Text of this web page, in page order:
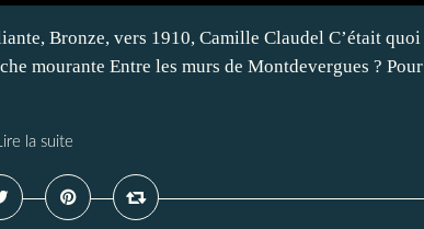
Bronze, vers 1910, Camille Claudel C’était quoi
mourante Entre les murs de Montdevergues ? Pour
la suite